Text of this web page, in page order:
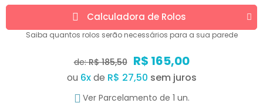
Calculadora de Rolos
Saiba quantos rolos serão necessários para a sua parede
de:R$ 185,50 R$ 165,00
ou 6xde R$ 27,50
Ver Parcelamento de 1 un.